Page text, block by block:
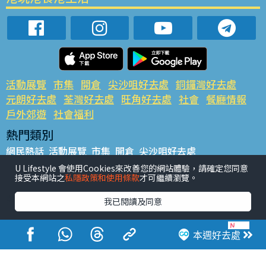
本週好去處
活動展覽 市集 開倉 尖沙咀好去處 銅鑼灣好去處
元朗好去處 荃灣好去處 旺角好去處 社會 餐廳情報
戶外郊遊 社會福利
熱門類別
網民熱話 活動展覽 市集 開倉 尖沙咀好去處
銅鑼灣好去處 元朗好去處 荃灣好去處 旺角好去處 社會
餐廳情報 戶外郊遊
熱門標籤
#UGO搵好去處 #人氣活動推介 #美食社群熱話
#親子玩樂好去處
#ULifestyle應用程式
#限時搶
#UJetso禮物放送
#ULifestyle商戶中心 #著數 #網絡熱話
U Lifestyle 會使用Cookies來改善您的網站體驗，請確定您同意
接受本網站之私隱政策和使用條款才可繼續瀏覽。
我已閱讀及同意